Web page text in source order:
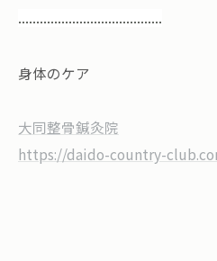
........................................
身体のケア
大同整骨鍼灸院
https://daido-country-